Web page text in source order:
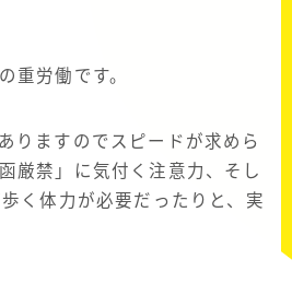
重労働です。
りますのでスピードが求めら
厳禁」に気付く注意力、そし
く体力が必要だったりと、実